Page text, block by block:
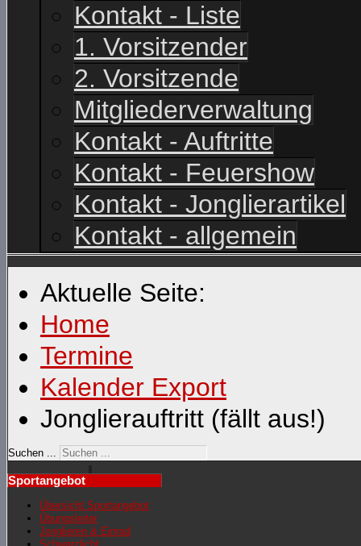
Kontakt - Liste
1. Vorsitzender
2. Vorsitzende
Mitgliederverwaltung
Kontakt - Auftritte
Kontakt - Feuershow
Kontakt - Jonglierartikel
Kontakt - allgemein
Aktuelle Seite:
Home
Termine
Kalender Export
Jonglierauftritt (fällt aus!)
Suchen ...
Sportangebot
Übersicht Sportangebot
Übungsleiter
Jonglieren & Einrad